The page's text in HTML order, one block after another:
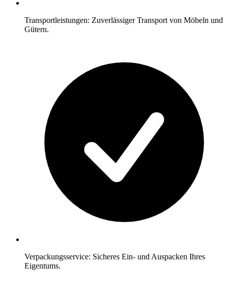
Transportleistungen: Zuverlässiger Transport von Möbeln und
Gütern.
Verpackungsservice: Sicheres Ein- und Auspacken Ihres
Eigentums.